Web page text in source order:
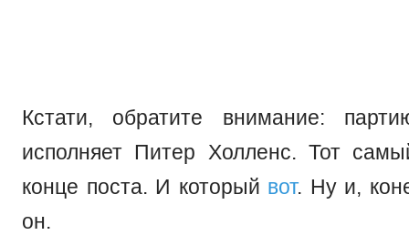
Кстати, обратите внимание:
исполняет Питер Холленс. Тот
конце поста. И который вот. Ну и,
он.